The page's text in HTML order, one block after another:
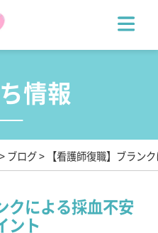
情報
ブログ 【看護師復職】ブラン
クによる採血不安
ント